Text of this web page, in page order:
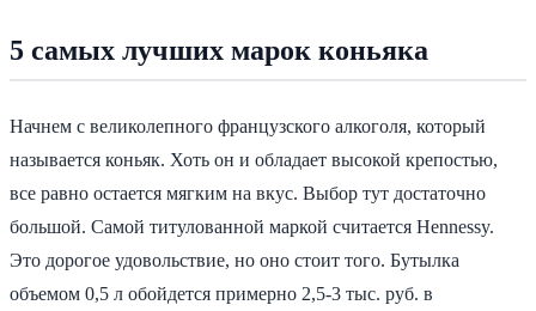
5 самых лучших марок коньяка
Начнем с великолепного французского алкоголя, который
называется коньяк. Хоть он и обладает высокой крепостью,
все равно остается мягким на вкус. Выбор тут достаточно
большой. Самой титулованной маркой считается Hennessy.
Это дорогое удовольствие, но оно стоит того. Бутылка
объемом 0,5 л обойдется примерно 2,5-3 тыс. руб. в